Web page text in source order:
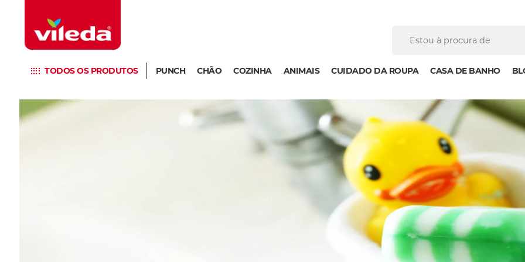
TODOS OS PRODUTOS PUNCH CHÃO COZINHA ANIMAIS CUIDADO DA ROUPA CASA DE BANHO